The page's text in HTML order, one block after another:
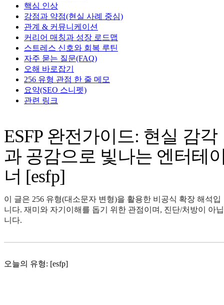
핵심 인상
강점과 약점(현실 사례 중심)
관계 & 커뮤니케이션
커리어 매칭과 성장 로드맵
스트레스 신호와 회복 루틴
자주 묻는 질문(FAQ)
오해 바로잡기
256 유형 관점 한 줄 메모
요약(SEO 스니펫)
관련 링크
ESFP 완전가이드: 현실 감각
과 공감으로 빛나는 엔터테
너 [esfp]
이 글은 256 유형(대소문자 변형)을 활용한 비공식 확장 해석입
니다. 재미와 자기이해를 돕기 위한 관점이며, 진단/처방이 아닙
니다.
오늘의 유형: [esfp]